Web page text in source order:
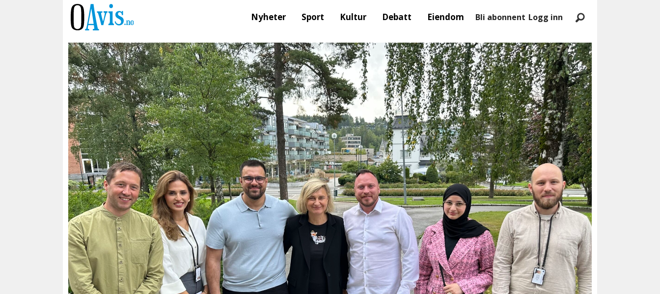
Nyheter Sport Kultur Debatt Eiendom Bli abonnent Logg inn